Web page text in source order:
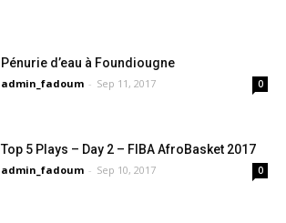
Pénurie d’eau à Foundiougne
admin_fadoum - Sep 11, 2017 0
Top 5 Plays – Day 2 – FIBA AfroBasket 2017
admin_fadoum - Sep 10, 2017 0